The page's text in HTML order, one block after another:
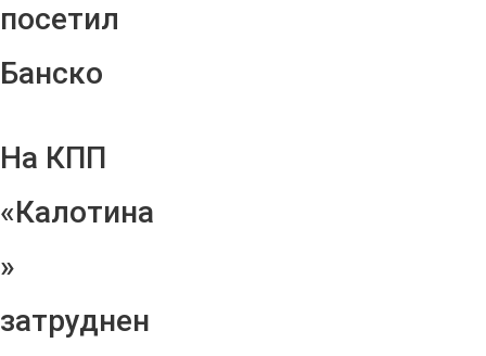
посетил
Банско
На КПП
«Калотина
»
затруднен